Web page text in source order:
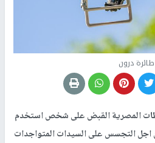
طائرة درون
المصرية القبض على شخص استخدم
اجل التجسس على السيدات المتواجدات